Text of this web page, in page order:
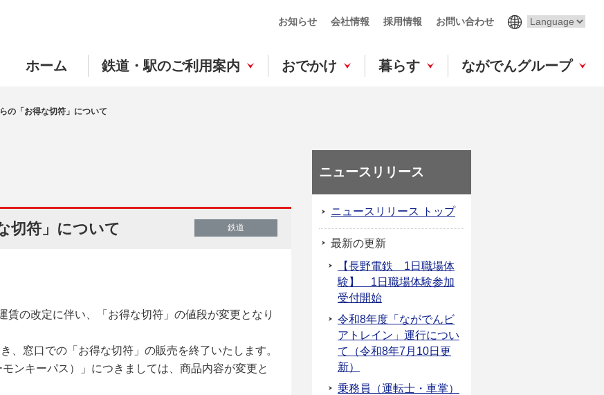
ホーム 鉄道・駅のご利用案内 おでかけ 暮らす ながでんグループ
お知らせ 会社情報 採用情報 お問い合わせ
の「お得な切符」について
切符」について 鉄道
賃の改定に伴い、「お得な切符」の値段が変更となり
、窓口での「お得な切符」の販売を終了いたします。
ンキーパス）」につきましては、商品内容が変更と
ニュースリリース
ニュースリリース トップ
最新の更新
【長野電鉄 1日職場体
験】 1日職場体験参加
受付開始
令和8年度「ながでんビ
アトレイン」運行につい
て（令和8年7月10日更
新）
乗務員（運転士・車掌）